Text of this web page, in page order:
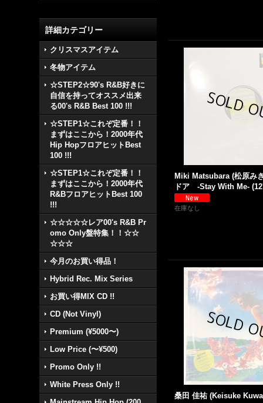
詳細カテゴリー
クリスマスアイテム
冬物アイテム
☆STEP2☆90's R&B好きに
自信を持ってオススメ出来
る00's R&B Best 100 !!!
☆STEP1☆これぞ定番！！
まずはここから！2000年代
Hip HopフロアヒットBest
100 !!!
☆STEP1☆これぞ定番！！
まずはここから！2000年代
R&BフロアヒットBest 100
!!!
☆☆☆☆☆レア00's R&B Pr
omo Only盤特集！！☆☆
☆☆☆
今月のお買い得品！
Hybrid Rec. Mix Series
お買い得MIX CD !!
CD (Not Vinyl)
Premium (¥5000〜)
Low Price (〜¥500)
Promo Only !!
White Press Only !!
Miki Matsubara (松原み
ドア -Stay With Me-
在庫なし
桑田 佳祐 (Keisuke